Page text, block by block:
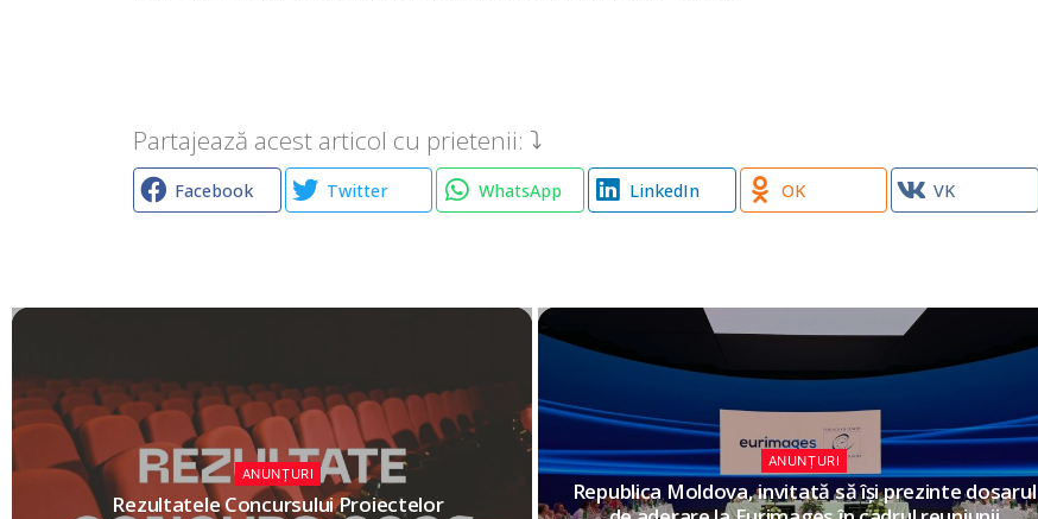
Partajează acest articol cu prietenii: ⤵
Facebook Twitter WhatsApp LinkedIn OK VK
ANUNȚURI
Rezultatele Concursului Proiectelor
ANUNȚURI
Republica Moldova, invitată să își prezinte dosarul